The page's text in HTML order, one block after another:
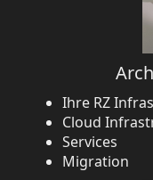
Ihre RZ
Cloud
Services
Migration